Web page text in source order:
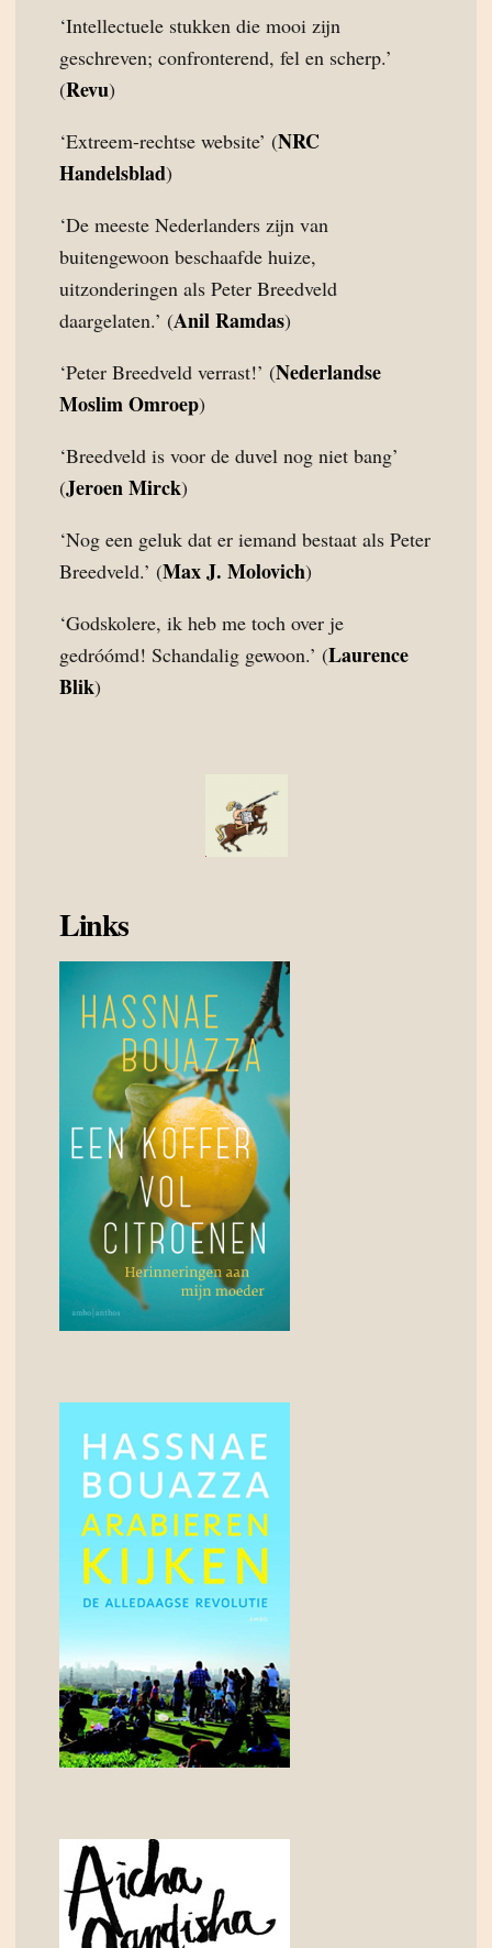
‘Intellectuele stukken die mooi zijn
geschreven; confronterend, fel en scherp.’
(Revu)
‘Extreem-rechtse website’ (NRC
Handelsblad)
‘De meeste Nederlanders zijn van
buitengewoon beschaafde huize,
uitzonderingen als Peter Breedveld
daargelaten.’ (Anil Ramdas)
‘Peter Breedveld verrast!’ (Nederlandse
Moslim Omroep)
‘Breedveld is voor de duvel nog niet bang’
(Jeroen Mirck)
‘Nog een geluk dat er iemand bestaat als Peter
Breedveld.’ (Max J. Molovich)
‘Godskolere, ik heb me toch over je
gedróómd! Schandalig gewoon.’ (Laurence
Blik)
Links